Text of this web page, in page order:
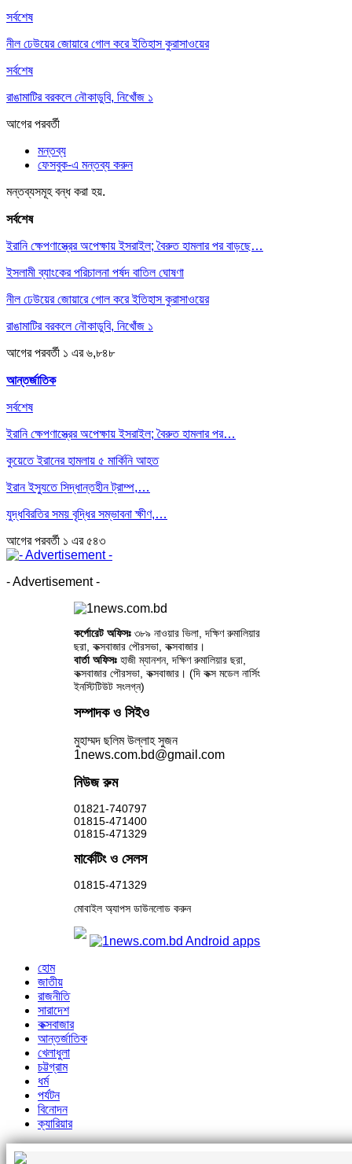
সর্বশেষ
নীল ঢেউয়ের জোয়ারে গোল করে ইতিহাস কুরাসাওয়ের
সর্বশেষ
রাঙামাটির বরকলে নৌকাডুবি, নিখোঁজ ১
আগেরপরবর্তী
মন্তব্য
ফেসবুক-এ মন্তব্য করুন
মন্তব্যসমূহ বন্ধ করা হয়.
সর্বশেষ
ইরানি ক্ষেপণাস্ত্রের অপেক্ষায় ইসরাইল; বৈরুত হামলার পর বাড়ছে…
ইসলামী ব্যাংকের পরিচালনা পর্ষদ বাতিল ঘোষণা
নীল ঢেউয়ের জোয়ারে গোল করে ইতিহাস কুরাসাওয়ের
রাঙামাটির বরকলে নৌকাডুবি, নিখোঁজ ১
আগেরপরবর্তী ১ এর ৬,৮৪৮
আন্তর্জাতিক
সর্বশেষ
ইরানি ক্ষেপণাস্ত্রের অপেক্ষায় ইসরাইল; বৈরুত হামলার পর…
কুয়েতে ইরানের হামলায় ৫ মার্কিনি আহত
ইরান ইস্যুতে সিদ্ধান্তহীন ট্রাম্প,…
যুদ্ধবিরতির সময় বৃদ্ধির সম্ভাবনা ক্ষীণ,…
আগেরপরবর্তী ১ এর ৫৪৩
- Advertisement -
কর্পোরেট অফিসঃ ৩৮৯ নাওয়ার ভিলা, দক্ষিণ রুমালিয়ার
ছরা, কক্সবাজার পৌরসভা, কক্সবাজার।
বার্তা অফিসঃহাজী ম্যানশন, দক্ষিণ রুমালিয়ার ছরা,
কক্সবাজার পৌরসভা, কক্সবাজার। (দি কক্স মডেল নার্সিং
ইনস্টিটিউট সংলগ্ন)
সম্পাদক ও সিইও
মুহাম্মদ ছলিম উল্লাহ সুজন
1news.com.bd@gmail.com
নিউজ রুম
01821-740797
01815-471400
01815-471329
মার্কেটিং ও সেলস
01815-471329
মোবাইল অ্যাপস ডাউনলোড করুন
হোম
জাতীয়
রাজনীতি
সারাদেশ
কক্সবাজার
আন্তর্জাতিক
খেলাধুলা
চট্টগ্রাম
ধর্ম
পর্যটন
বিনোদন
ক্যারিয়ার